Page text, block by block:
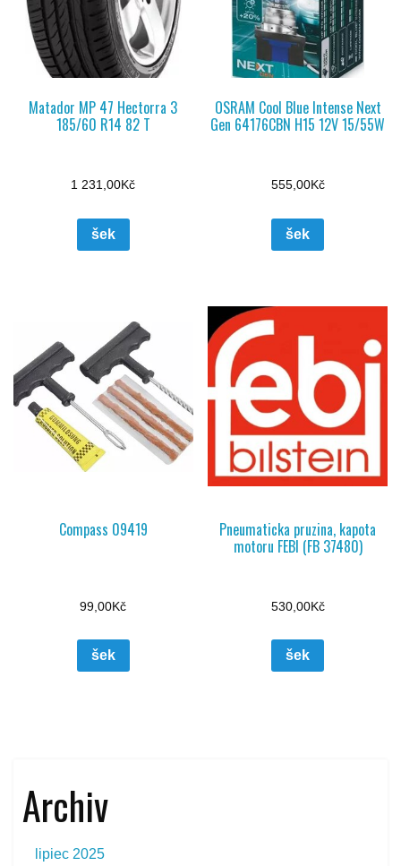
Matador MP 47 Hectorra 3
185/60 R14 82 T
1 231,00Kč
šek
OSRAM Cool Blue Intense Next
Gen 64176CBN H15 12V 15/55W
555,00Kč
šek
Compass 09419
99,00Kč
šek
Pneumaticka pruzina, kapota
motoru FEBI (FB 37480)
530,00Kč
šek
Archiv
lipiec 2025